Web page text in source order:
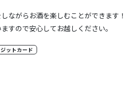
ながらお酒を楽しむことができます！
すので安心してお越しください。
ットカード